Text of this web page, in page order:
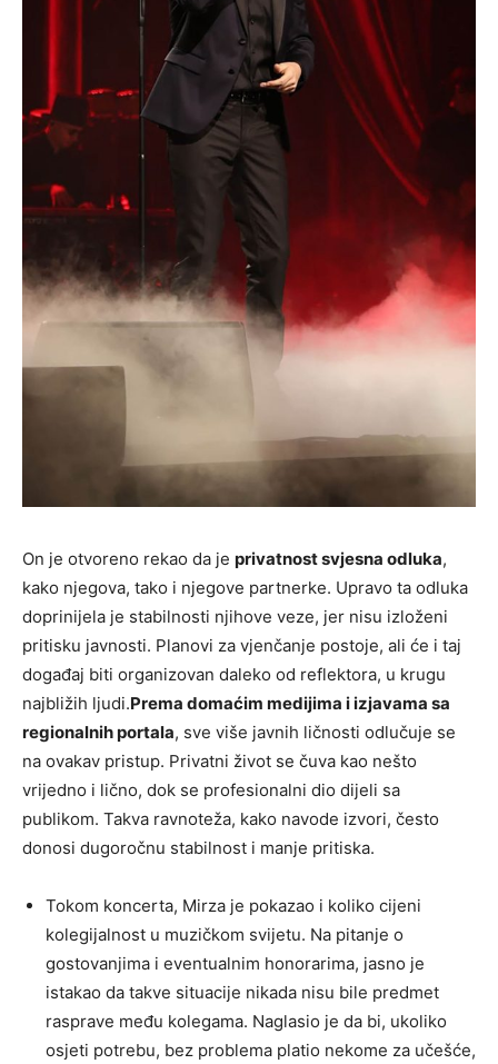
On je otvoreno rekao da je privatnost svjesna odluka,
kako njegova, tako i njegove partnerke. Upravo ta odluka
doprinijela je stabilnosti njihove veze, jer nisu izloženi
pritisku javnosti. Planovi za vjenčanje postoje, ali će i taj
događaj biti organizovan daleko od reflektora, u krugu
najbližih ljudi.Prema domaćim medijima i izjavama sa
regionalnih portala, sve više javnih ličnosti odlučuje se
na ovakav pristup. Privatni život se čuva kao nešto
vrijedno i lično, dok se profesionalni dio dijeli sa
publikom. Takva ravnoteža, kako navode izvori, često
donosi dugoročnu stabilnost i manje pritiska.
Tokom koncerta, Mirza je pokazao i koliko cijeni
kolegijalnost u muzičkom svijetu. Na pitanje o
gostovanjima i eventualnim honorarima, jasno je
istakao da takve situacije nikada nisu bile predmet
rasprave među kolegama. Naglasio je da bi, ukoliko
osjeti potrebu, bez problema platio nekome za učešće,